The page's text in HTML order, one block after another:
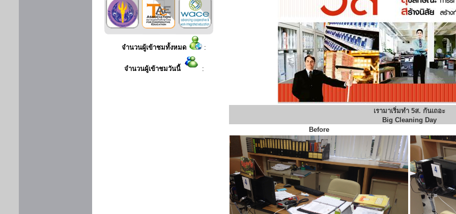
จำนวนผู้เข้าชมทั้งหมด :
จำนวนผู้เข้าชมวันนี้ :
เรามาเริ่มทำ 5ส. กันเถอะ
Big Cleaning Day
Before